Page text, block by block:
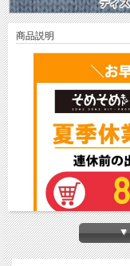
商品説明
▼